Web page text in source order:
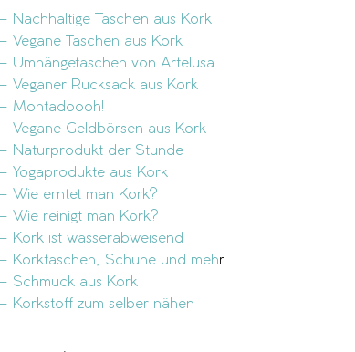
– Nachhaltige Taschen aus Kork
– Vegane Taschen aus Kork
– Umhängetaschen von Artelusa
– Veganer Rucksack aus Kork
– Montadoooh!
– Vegane Geldbörsen aus Kork
– Naturprodukt der Stunde
– Yogaprodukte aus Kork
– Wie erntet man Kork?
– Wie reinigt man Kork?
– Kork ist wasserabweisend
– Korktaschen, Schuhe und mehr
– Schmuck aus Kork
– Korkstoff zum selber nähen